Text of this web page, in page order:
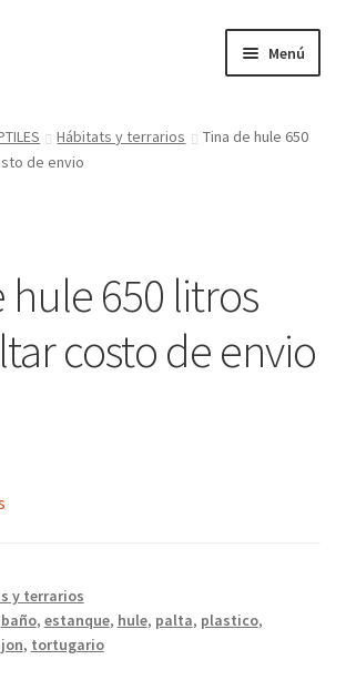
Menú
Hábitats y terrarios
Tina de hule 650
de envio
hule 650 litros
costo de envio
y terrarios
baño, estanque, hule, palta, plastico,
, tortugario